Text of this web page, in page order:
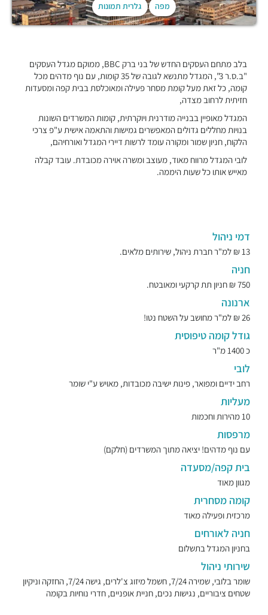
מפה גלרית תמונות
בלב מתחם העסקים החדש של בני ברק BBC, ממוקם מגדל העסקים
"ב.ס.ר 3", המגדל מתנשא לגובה של 35 קומות, עם נוף מדהים מכל
קומה, כל זאת מעל קומת מסחר פעילה ומאוכלסת בבית קפה ומסעדות
חזיתית לרחוב מצדה,
המגדל מאופיין בבנייה מודרנית ויוקרתית, קומות המשרדים השונות
בנויות מחללים גדולים המאפשרים גמישות והתאמה אישית ע"פ צרכי
הלקוח, חניון שמור ומקורה עומד לרשות דיירי המגדל ואורחיהם,
לובי המגדל מרווח מאוד, מעוצב ומשרה אוירה מכובדת. עובד קבלה
מאייש אותו כל שעות היממה.
דמי ניהול
13 ₪ למ"ר חברת ניהול, שירותים מלאים.
חניה
750 ₪ חניון תת קרקעי ומאובטח.
ארנונה
26 ₪ למ"ר מחושב על השטח נטו!
גודל קומה טיפוסית
כ 1400 מ"ר
לובי
רחב ידיים ומפואר, פינות ישיבה מכובדות, מאויש ע"י שומר
מעליות
10 מהירות וחכמות
מרפסות
עם נוף מדהים! יציאה מתוך המשרדים (חלקם)
בית קפה/מסעדה
מגוון מאוד
קומה מסחרית
מרכזית ופעילה מאוד
חניה לאורחים
בחניון המגדל בתשלום
שירותי ניהול
שומר בלובי, שמירה 7/24, חשמל מיזוג צ'לרים, גישה 7/24, החזקה וניקיון
שטחים ציבוריים, נגישות נכים, חניית אופניים, חדרי נוחיות בקומה